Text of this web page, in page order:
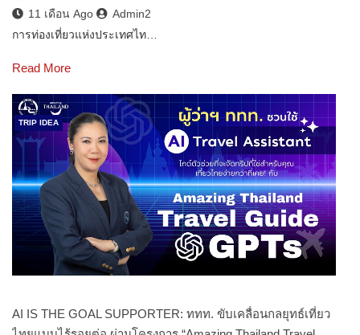
11 เดือน Ago
Admin2
การท่องเที่ยวแห่งประเทศไท…
Read More
TRIP IDEA
AI IS THE GOAL SUPPORTER: ททท. ขับเคลื่อนกลยุทธ์เที่ยว